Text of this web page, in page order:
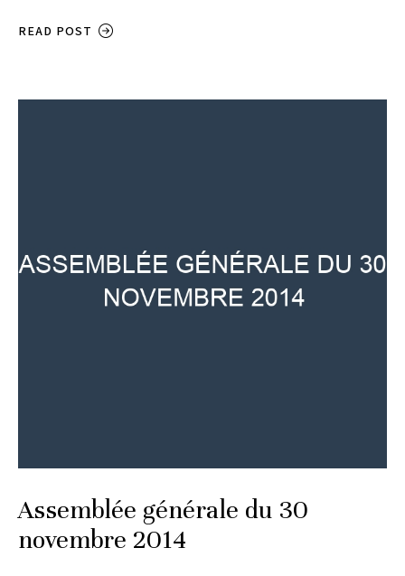
READ POST
Assemblée générale du 30
novembre 2014